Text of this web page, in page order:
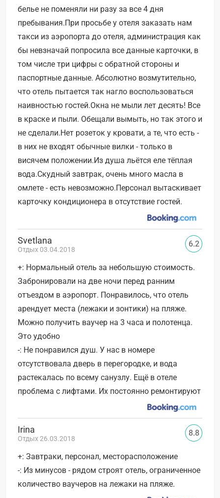
белье не поменяли ни разу за все 4 дня
пребывания.При просьбе у отеля заказать нам
такси из аэропорта до отеля, администрация как
бы невзначай попросила все данные карточки, в
том числе три цифры с обратной стороны и
паспортные данные. Абсолютно возмутительно,
что отель пытается так нагло воспользоваться
наивностью гостей.Окна не мыли лет десять! Все
в краске и пыли. Обещали вымыть, но так этого и
не сделали.Нет розеток у кровати, а те, что есть -
в них не входят обычные вилки - только в
висячем положении.Из душа льётся еле тёплая
вода.Скудный завтрак, очень много масла в
омлете - есть невозможно.Персонал вытаскивает
карточку кондиционера в отсутствие гостей.
Svetlana
Отдых 03.04.2018
+: Нормальный отель за небольшую стоимость.
Забронировали на две ночи перед ранним
отъездом в аэропорт. Понравилось, что отель
арендует места (лежаки и зонтики) на пляже.
Можно получить ваучер на 3 часа и полотенца.
Это удобно
-: Не понравился душ. У нас в номере
отсутствовала дверь в перегородке, и вода
растекалась по всему санузлу. Ещё в отеле
проблема с лифтами. Их постоянно ремонтируют
6.2
Irina
Отдых 26.03.2018
+: Завтраки, персонал, месторасположение
-: Из минусов - рядом строят отель, ограниченное
количество ваучеров на лежаки на пляже.
8.8